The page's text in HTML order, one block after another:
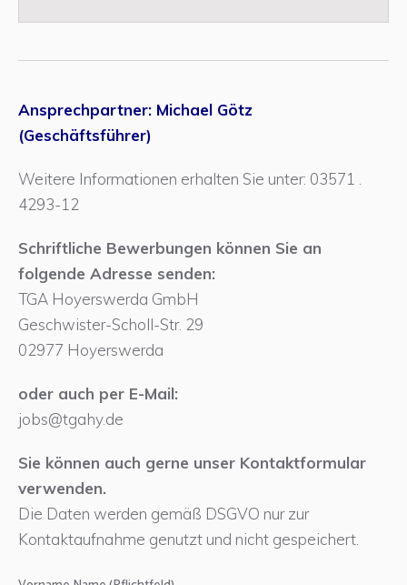
Ansprechpartner: Michael Götz
(Geschäftsführer)
Weitere Informationen erhalten Sie unter: 03571 .
4293-12
Schriftliche Bewerbungen können Sie an
folgende Adresse senden:
TGA Hoyerswerda GmbH
Geschwister-Scholl-Str. 29
02977 Hoyerswerda
oder auch per E-Mail:
jobs@tgahy.de
Sie können auch gerne unser Kontaktformular
verwenden.
Die Daten werden gemäß DSGVO nur zur
Kontaktaufnahme genutzt und nicht gespeichert.